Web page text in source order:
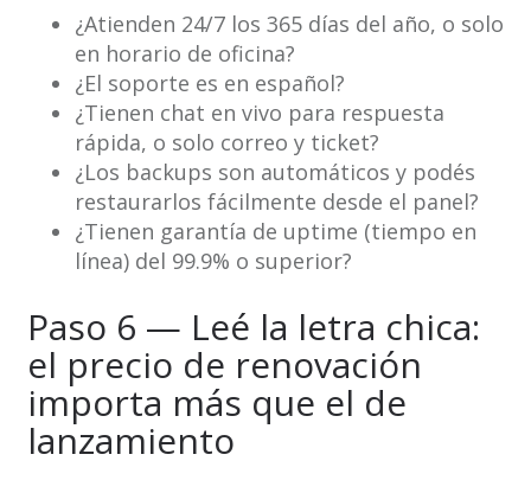
¿Atienden 24/7 los 365 días del año, o solo
en horario de oficina?
¿El soporte es en español?
¿Tienen chat en vivo para respuesta
rápida, o solo correo y ticket?
¿Los backups son automáticos y podés
restaurarlos fácilmente desde el panel?
¿Tienen garantía de uptime (tiempo en
línea) del 99.9% o superior?
Paso 6 — Leé la letra chica:
el precio de renovación
importa más que el de
lanzamiento